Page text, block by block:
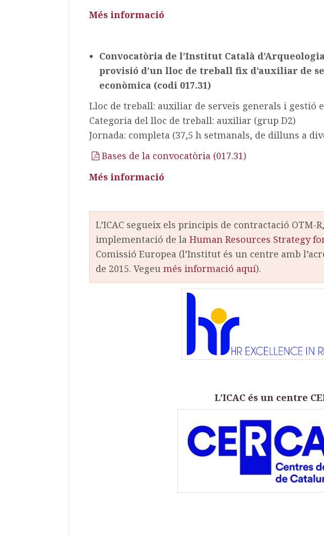
Més informació
Convocatòria de l’Institut Català
provisió d’un lloc de treball fix d’auxiliar de
econòmica (codi 017.31)
Lloc de treball: auxiliar de serveis generals i gestió
Categoria del lloc de treball: auxiliar (grup D2)
Jornada: completa (37,5 h setmanals, de dilluns a
Bases de la convocatòria (017.31)
Més informació
L’ICAC segueix els principis de contractació OTM-
implementació de la Human Resources Strategy
Comissió Europea (l’Institut és un centre amb
de 2015. Vegeu més informació aquí).
L’ICAC és un centre